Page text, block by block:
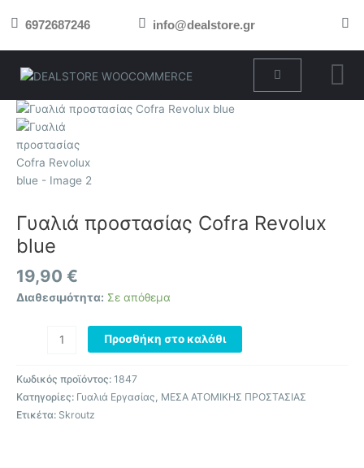
στο 6972687246 info@dealstore.gr
Cart
Γυαλιά προστασίας Cofra Revolux
blue
19,90 €
Διαθεσιμότητα: Σε απόθεμα
Γυαλιά
προστασίας
Cofra
Revolux
blue
Προσθήκη στο καλάθι
Κωδικός προϊόντος: 1847
Κατηγορίες: Γυαλιά Εργασίας, ΜΕΣΑ ΑΤΟΜΙΚΗΣ ΠΡΟΣΤΑΣΙΑΣ
Ετικέτα: Skroutz